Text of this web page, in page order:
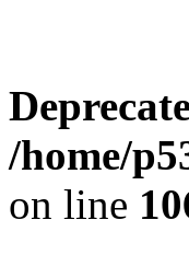
/home/
on line